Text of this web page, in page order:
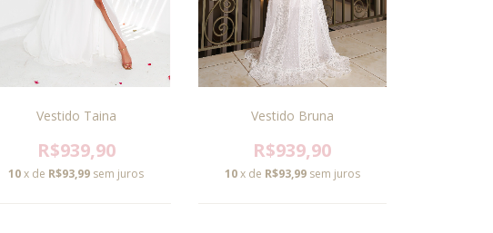
Vestido Taina
R$939,90
10x de R$93,99 sem juros
Vestido Bruna
R$939,90
10x de R$93,99 sem juros